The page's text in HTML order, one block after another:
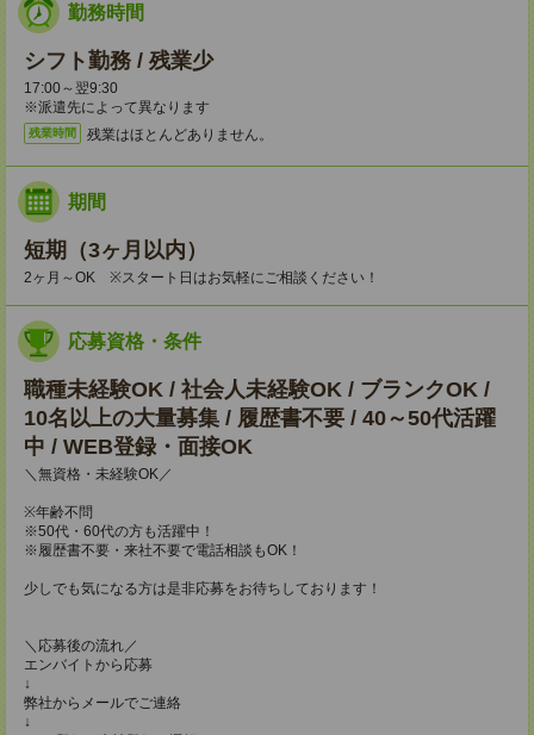
勤務時間
シフト勤務 / 残業少
17:00～翌9:30
※派遣先によって異なります
残業時間 残業はほとんどありません。
期間
短期（3ヶ月以内）
2ヶ月～OK ※スタート日はお気軽にご相談ください！
応募資格・条件
職種未経験OK / 社会人未経験OK / ブランクOK /
10名以上の大量募集 / 履歴書不要 / 40～50代活躍
中 / WEB登録・面接OK
＼無資格・未経験OK／
※年齢不問
※50代・60代の方も活躍中！
※履歴書不要・来社不要で電話相談もOK！
少しでも気になる方は是非応募をお待ちしております！
＼応募後の流れ／
エンバイトから応募
↓
弊社からメールでご連絡
↓